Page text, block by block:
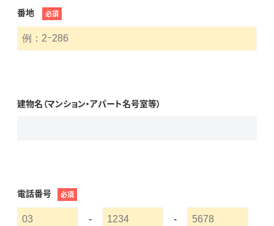
番地 必須
建物名（マンション・アパート名号室等）
電話番号 必須
- -